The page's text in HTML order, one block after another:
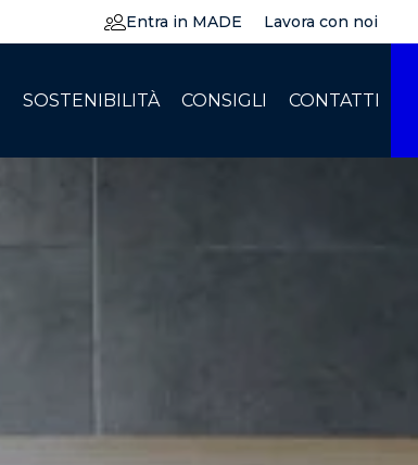
Entra in MADE Lavora con noi
SOSTENIBILITÀ CONSIGLI CONTATTI